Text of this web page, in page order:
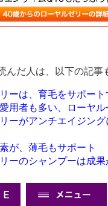
んだ人は、以下の記事
ーは、育毛をサポート
用者も多い、ローヤル
ーがアンチエイジン
が、薄毛もサポート
ーのシャンプーは成果